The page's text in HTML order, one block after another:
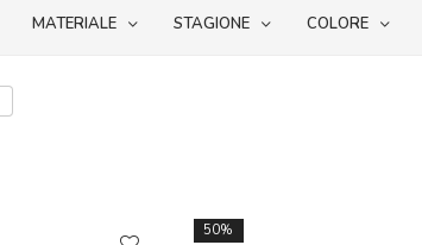
MATERIALE STAGIONE COLORE
50%